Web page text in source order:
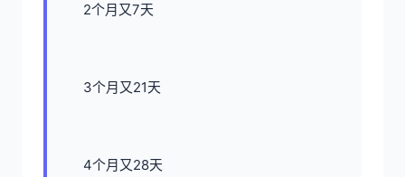
2个月又7天
3个月又21天
4个月又28天